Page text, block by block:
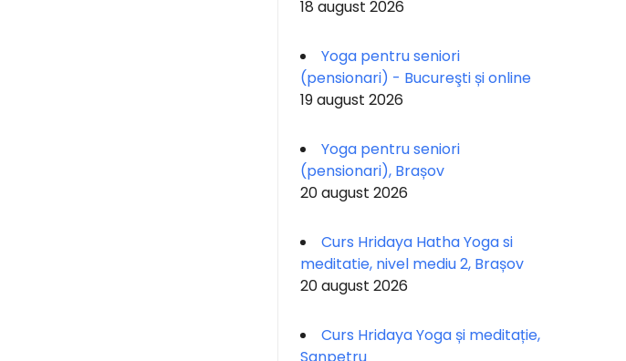
18 august 2026
Yoga pentru seniori
(pensionari) - Bucureşti și online
19 august 2026
Yoga pentru seniori
(pensionari), Brașov
20 august 2026
Curs Hridaya Hatha Yoga si
meditatie, nivel mediu 2, Brașov
20 august 2026
Curs Hridaya Yoga și meditație,